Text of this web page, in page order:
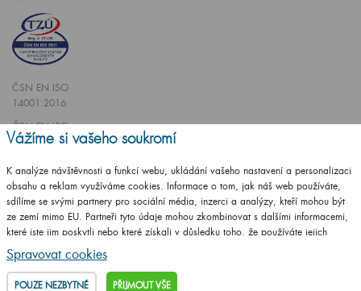
ČSN EN ISO
14001:2016
ČSN EN ISO
9001:2016
Vytvořilo studioCZECHGROUP.cz
© 2009 - 2025 Koupelnový nábytek Dřevojas v. d.,
Vážíme si vašeho soukromí
K analýze návštěvnosti a funkcí webu, ukládání vašeho nastavení a personalizaci
obsahu a reklam využíváme cookies. Informace o tom, jak náš web používáte,
sdílíme se svými partnery pro sociální média, inzerci a analýzy, kteří mohou být
ze zemí mimo EU. Partneři tyto údaje mohou zkombinovat s dalšími informacemi,
které jste jim poskytli nebo které získali v důsledku toho, že používáte jejich
služby.
Podrobné informace
Spravovat cookies
POUZE NEZBYTNÉ PŘIJMOUT VŠE